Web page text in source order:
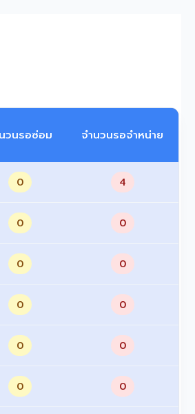
วนรอซ่อม จำนวนรอจำหน่าย
0 4
0 0
0 0
0 0
0 0
0 0